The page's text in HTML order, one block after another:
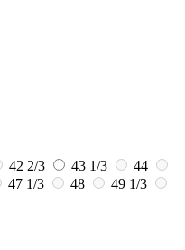
42 2/3 43 1/3
44
47 1/3 48
49 1/3